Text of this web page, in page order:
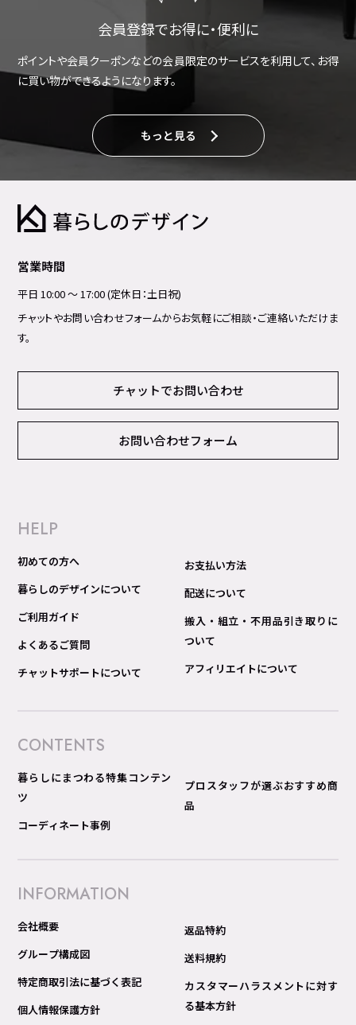
会員登録でお得に・便利に
ポイントや会員クーポンなどの会員限定のサービスを利用して、お得
に買い物ができるようになります。
もっと見る
営業時間
平日 10:00 ～ 17:00 (定休日：土日祝)
チャットやお問い合わせフォームからお気軽にご相談・ご連絡いただけま
す。
チャットでお問い合わせ
お問い合わせフォーム
HELP
初めての方へ
暮らしのデザインについて
ご利用ガイド
よくあるご質問
チャットサポートについて
お支払い方法
配送について
搬入・組立・不用品引き取りに
ついて
アフィリエイトについて
CONTENTS
暮らしにまつわる特集コンテン
ツ
コーディネート事例
プロスタッフが選ぶおすすめ商
品
INFORMATION
会社概要
グループ構成図
特定商取引法に基づく表記
個人情報保護方針
返品特約
送料規約
カスタマーハラスメントに対す
る基本方針